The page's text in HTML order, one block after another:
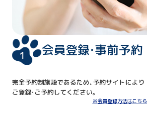
会員登録・事前予約
完全予約制施設であるため、予約サイトにより
ご登録・ご予約してください。
※会員登録方法はこちら